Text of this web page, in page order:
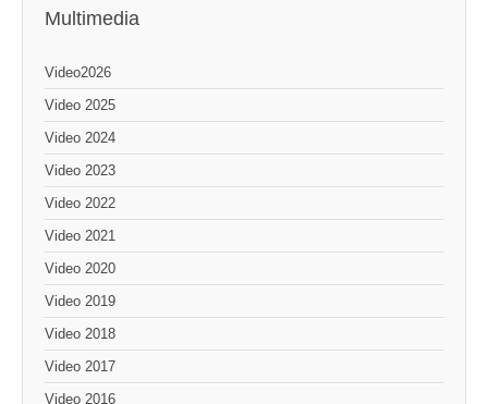
Multimedia
Video2026
Video 2025
Video 2024
Video 2023
Video 2022
Video 2021
Video 2020
Video 2019
Video 2018
Video 2017
Video 2016